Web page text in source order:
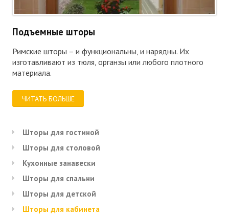
Шторы для гостиной
Шторы для столовой
Кухонные занавески
Шторы для спальни
Шторы для детской
Шторы для кабинета
Подъемные шторы
Римские шторы – и функциональны, и нарядны. Их
изготавливают из тюля, органзы или любого плотного
материала.
ЧИТАТЬ БОЛЬШЕ